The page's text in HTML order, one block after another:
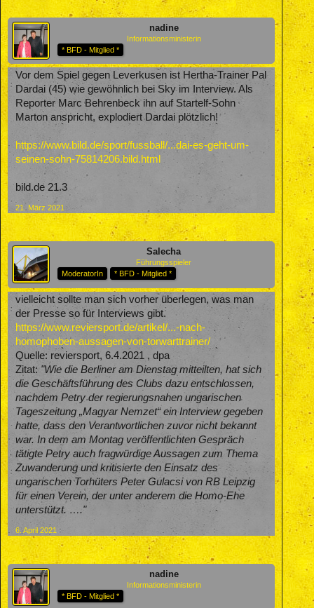
nadine
Informationsministerin
* BFD - Mitglied *
Vor dem Spiel gegen Leverkusen ist Hertha-Trainer Pal
Dardai (45) wie gewöhnlich bei Sky im Interview. Als
Reporter Marc Behrenbeck ihn auf Startelf-Sohn
Marton anspricht, explodiert Dardai plötzlich!
https://www.bild.de/sport/fussball/...dai-es-geht-um-
seinen-sohn-75814206.bild.html
bild.de 21.3
21. März 2021
Salecha
Führungsspieler
ModeratorIn
* BFD - Mitglied *
vielleicht sollte man sich vorher überlegen, was man
der Presse so für Interviews gibt.
https://www.reviersport.de/artikel/...-nach-
homophoben-aussagen-von-torwarttrainer/
Quelle: reviersport, 6.4.2021 , dpa
Zitat: "Wie die Berliner am Dienstag mitteilten, hat sich
die Geschäftsführung des Clubs dazu entschlossen,
nachdem Petry der regierungsnahen ungarischen
Tageszeitung „Magyar Nemzet“ ein Interview gegeben
hatte, dass den Verantwortlichen zuvor nicht bekannt
war. In dem am Montag veröffentlichten Gespräch
tätigte Petry auch fragwürdige Aussagen zum Thema
Zuwanderung und kritisierte den Einsatz des
ungarischen Torhüters Peter Gulacsi von RB Leipzig
für einen Verein, der unter anderem die Homo-Ehe
unterstützt. …."
6. April 2021
nadine
Informationsministerin
* BFD - Mitglied *